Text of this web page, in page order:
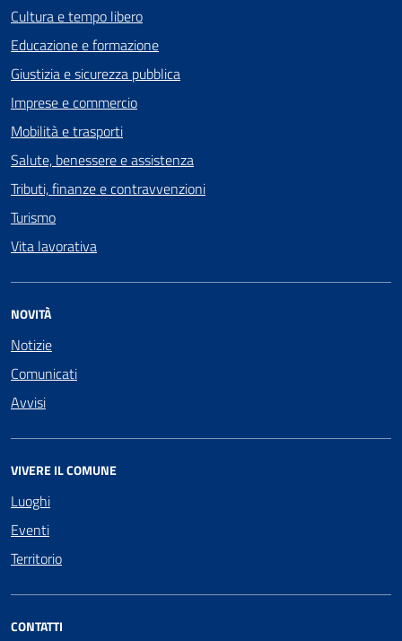
Cultura e tempo libero
Educazione e formazione
Giustizia e sicurezza pubblica
Imprese e commercio
Mobilità e trasporti
Salute, benessere e assistenza
Tributi, finanze e contravvenzioni
Turismo
Vita lavorativa
NOVITÀ
Notizie
Comunicati
Avvisi
VIVERE IL COMUNE
Luoghi
Eventi
Territorio
CONTATTI